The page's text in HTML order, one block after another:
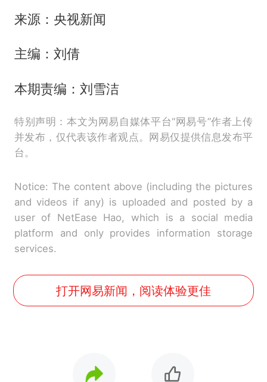
来源：央视新闻
主编：刘倩
本期责编：刘雪洁
特别声明：本文为网易自媒体平台“网易号”作者上传
并发布，仅代表该作者观点。网易仅提供信息发布平
台。
Notice: The content above (including the pictures
and videos if any) is uploaded and posted by a
user of NetEase Hao, which is a social media
platform and only provides information storage
services.
打开网易新闻，阅读体验更佳